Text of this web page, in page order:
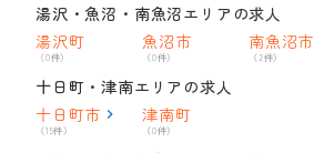
湯沢・魚沼・南魚沼エリアの求人
湯沢町
（0件）
魚沼市
（0件）
南魚沼市
（2件）
十日町・津南エリアの求人
十日町市
（15件）
津南町
（0件）